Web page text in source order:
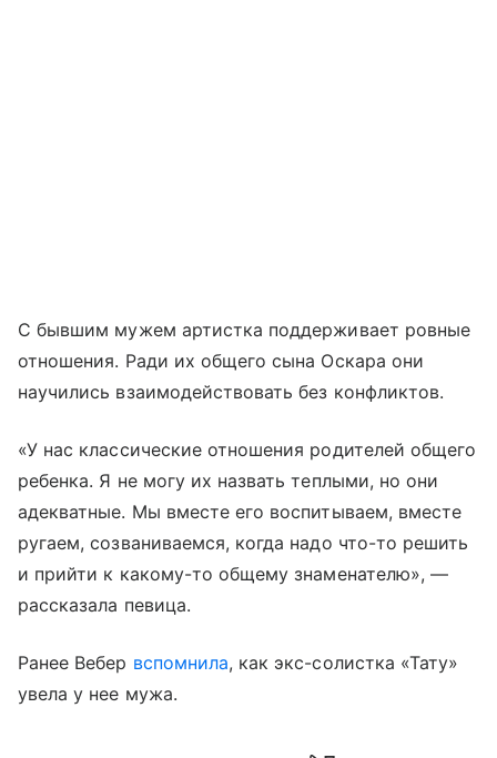
С бывшим мужем артистка поддерживает ровные
отношения. Ради их общего сына Оскара они
научились взаимодействовать без конфликтов.
«У нас классические отношения родителей общего
ребенка. Я не могу их назвать теплыми, но они
адекватные. Мы вместе его воспитываем, вместе
ругаем, созваниваемся, когда надо что-то решить
и прийти к какому-то общему знаменателю», —
рассказала певица.
Ранее Вебер вспомнила, как экс-солистка «Тату»
увела у нее мужа.